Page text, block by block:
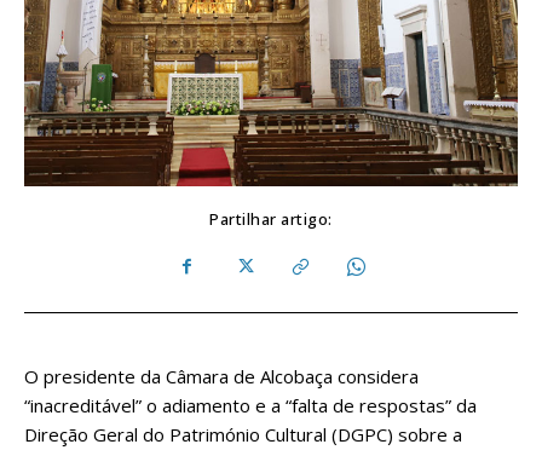
Partilhar artigo:
O presidente da Câmara de Alcobaça considera
“inacreditável” o adiamento e a “falta de respostas” da
Direção Geral do Património Cultural (DGPC) sobre a